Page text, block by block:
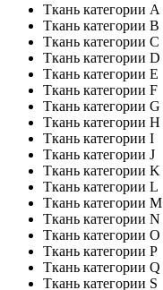
Ткань категории A
Ткань категории B
Ткань категории C
Ткань категории D
Ткань категории E
Ткань категории F
Ткань категории G
Ткань категории H
Ткань категории I
Ткань категории J
Ткань категории K
Ткань категории L
Ткань категории M
Ткань категории N
Ткань категории O
Ткань категории P
Ткань категории Q
Ткань категории S